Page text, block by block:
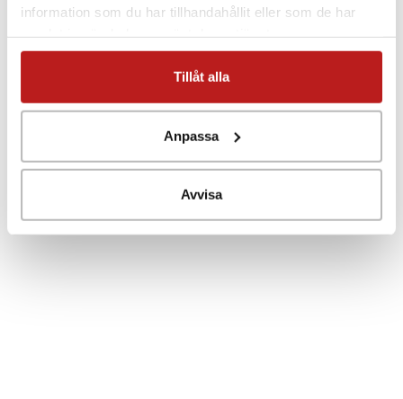
information som du har tillhandahållit eller som de har
Tillåt alla
Anpassa
Avvisa
temp/humid transmitter, RS485 out
8803116430 RHT-DM-485-LCD Duct Mount
8803126430 RHT-DM-485-LCD Duct Mount
temp/humid transmitter 250mm RS485 out
sensor 3m cable, 1/2”NPT, RS485 out